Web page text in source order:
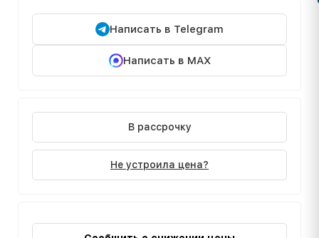
Написать в Telegram
Написать в MAX
В рассрочку
Не устроила цена?